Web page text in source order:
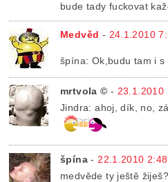
bude tady fuckovat
Medvěd - 24.1.2010
špína: Ok,budu tam i s
mrtvola © - 23.1.2010
Jindra: ahoj, dík, no,
špína - 22.1.2010 2:48
medvěde ty ještě